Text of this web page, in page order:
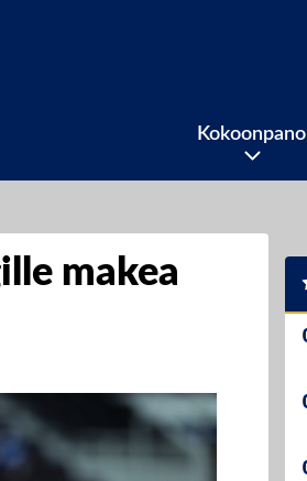
Kokoonpano
makea